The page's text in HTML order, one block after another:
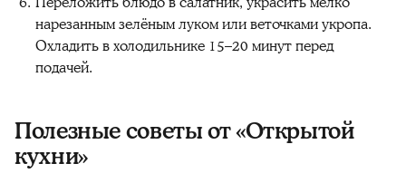
нарезанным зелёным луком или веточками укропа.
Охладить в холодильнике 15–20 минут перед
подачей.
Полезные советы от «Открытой
кухни»